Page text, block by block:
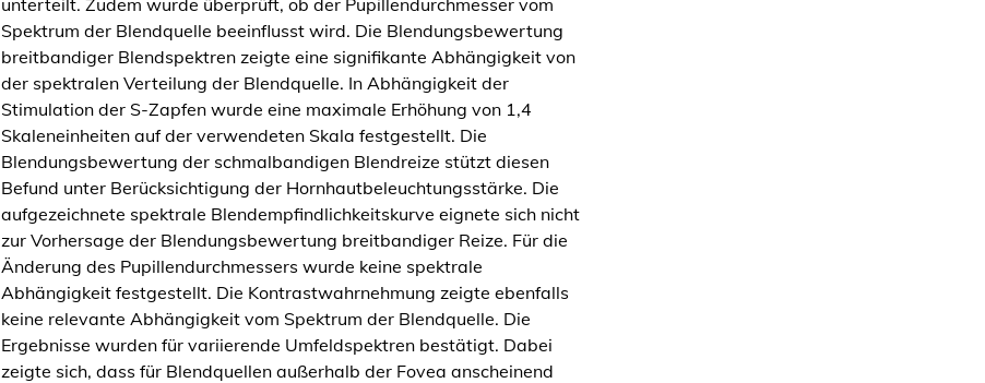
e
B
l
e
n
d
u
n
g
M
e
n
g
e
Spektrum der Blendquelle beeinflusst wird. Die Blendungsbewertung
breitbandiger Blendspektren zeigte eine signifikante Abhängigkeit von
der spektralen Verteilung der Blendquelle. In Abhängigkeit der
Stimulation der S-Zapfen wurde eine maximale Erhöhung von 1,4
Skaleneinheiten auf der verwendeten Skala festgestellt. Die
Blendungsbewertung der schmalbandigen Blendreize stützt diesen
Befund unter Berücksichtigung der Hornhautbeleuchtungsstärke. Die
aufgezeichnete spektrale Blendempfindlichkeitskurve eignete sich nicht
zur Vorhersage der Blendungsbewertung breitbandiger Reize. Für die
Änderung des Pupillendurchmessers wurde keine spektrale
Abhängigkeit festgestellt. Die Kontrastwahrnehmung zeigte ebenfalls
keine relevante Abhängigkeit vom Spektrum der Blendquelle. Die
Ergebnisse wurden für variierende Umfeldspektren bestätigt. Dabei
zeigte sich, dass für Blendquellen außerhalb der Fovea anscheinend